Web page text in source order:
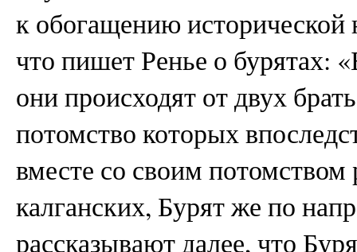
к обогащению исторической
что пишет Ренье о бурятах:
они происходят от двух
потомство которых
вместе со своим потомством
калганских, Бурят же по
рассказывают далее, что